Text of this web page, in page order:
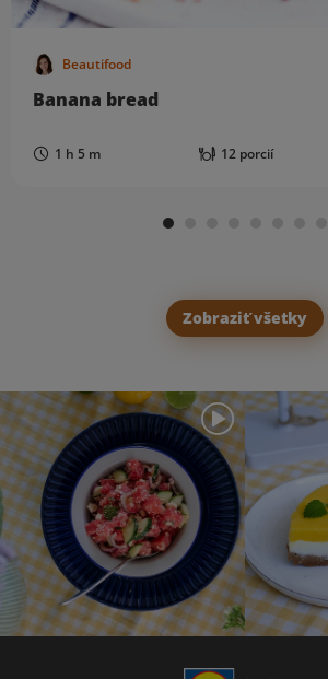
Beautifood
Banana bread
1 h 5 m 12 porcií
Zobraziť všetky